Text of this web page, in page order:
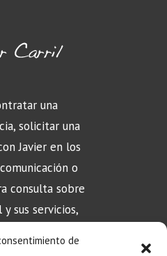
de
una
solicitar una
Javier en los
o
consulta sobre
y sus servicios,